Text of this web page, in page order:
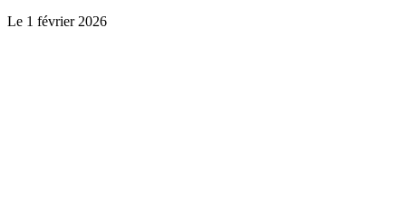
Le 1 février 2026